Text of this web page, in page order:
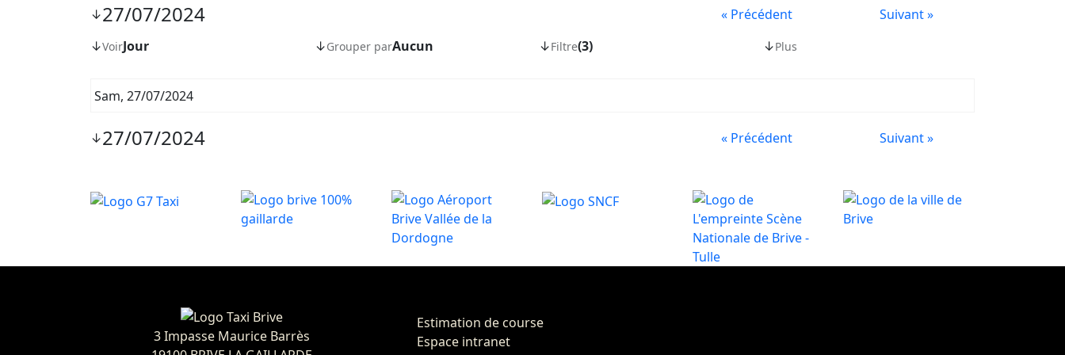
↓27/07/2024 « Précédent
Suivant »
↓VoirJour ↓Grouper parAucun ↓Filtre(3) ↓Plus
Sam, 27/07/2024
↓27/07/2024 « Précédent Suivant »
3 Impasse Maurice Barrès
Estimation de course
Espace intranet